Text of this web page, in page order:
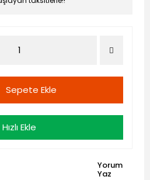
Sepete Ekle
Hızlı Ekle
Yorum
Yaz